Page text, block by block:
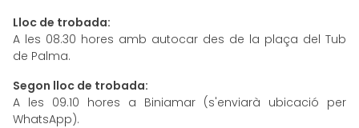
Lloc de trobada:
A les 08.30 hores amb autocar des de la plaça del Tub
de Palma.
Segon lloc de trobada:
A les 09.10 hores a Biniamar (s'enviarà ubicació per
WhatsApp).